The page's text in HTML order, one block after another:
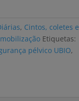
, Cintos, coletes e
Etiquetas:
pélvico UBIO,